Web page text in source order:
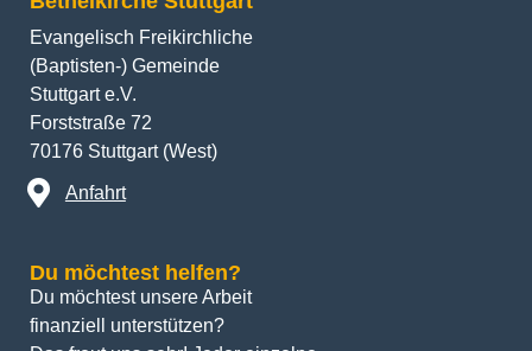
Evangelisch Freikirchliche
(Baptisten-) Gemeinde
Stuttgart e.V.
Forststraße 72
70176 Stuttgart (West)
Du möchtest unsere Arbeit
finanziell unterstützen?
Das freut uns sehr! Jeder einzelne